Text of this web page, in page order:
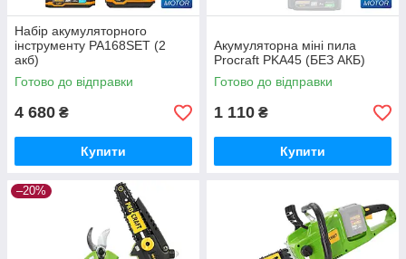
Набір акумуляторного
інструменту PA168SET (2
акб)
Готово до відправки
4 680 ₴
Купити
Акумуляторна міні пила
Procraft PKA45 (БЕЗ АКБ)
Готово до відправки
1 110 ₴
Купити
–20%